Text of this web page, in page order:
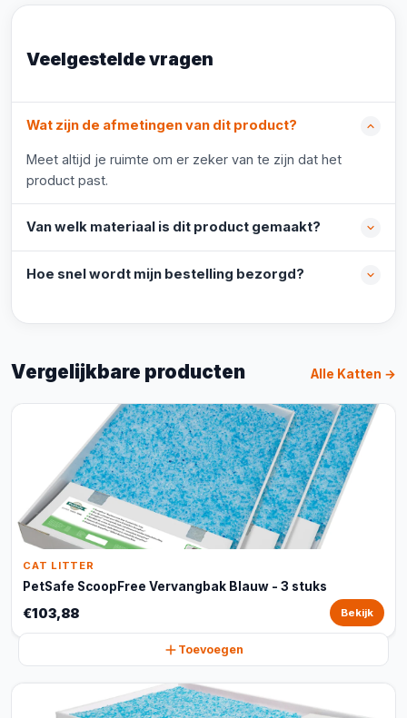
Veelgestelde vragen
Wat zijn de afmetingen van dit product?
Meet altijd je ruimte om er zeker van te zijn dat het
product past.
Van welk materiaal is dit product gemaakt?
Hoe snel wordt mijn bestelling bezorgd?
Vergelijkbare producten Alle Katten →
CAT LITTER
PetSafe ScoopFree Vervangbak Blauw - 3 stuks
€103,88 Bekijk
Toevoegen